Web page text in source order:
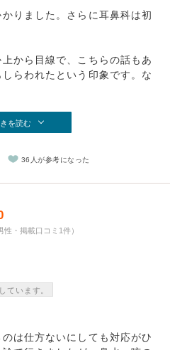
りました。さらに耳鼻科は初
から目線で、こちらの話もあ
らわれたという印象です。な
を読む
36人が参考になった
・掲載口コミ1件）
ています。
は仕方ないにしても対応がひ